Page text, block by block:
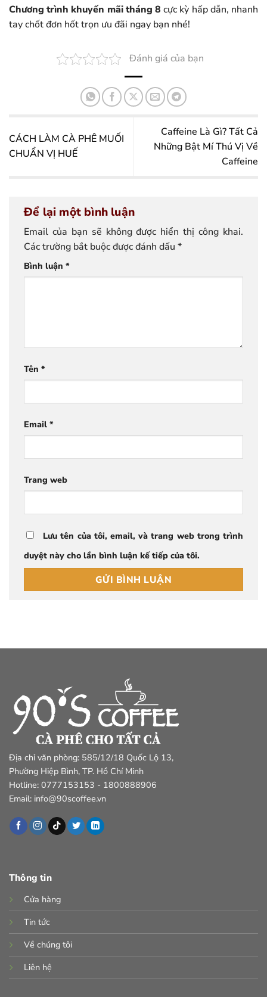
Chương trình khuyến mãi tháng 8 cực kỳ hấp dẫn, nhanh
tay chốt đơn hốt trọn ưu đãi ngay bạn nhé!
Đánh giá của bạn
CÁCH LÀM CÀ PHÊ MUỐI
CHUẨN VỊ HUẾ
Caffeine Là Gì? Tất Cả
Những Bật Mí Thú Vị Về
Caffeine
Để lại một bình luận
Email của bạn sẽ không được hiển thị công khai.
Các trường bắt buộc được đánh dấu *
Bình luận *
Tên *
Email *
Trang web
Lưu tên của tôi, email, và trang web trong trình
duyệt này cho lần bình luận kế tiếp của tôi.
Địa chỉ văn phòng: 585/12/18 Quốc Lộ 13,
Phường Hiệp Bình, TP. Hồ Chí Minh
Hotline: 0777153153 - 1800888906
Email: info@90scoffee.vn
Thông tin
Cửa hàng
Tin tức
Về chúng tôi
Liên hệ